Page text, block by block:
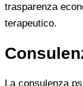
trasparenza
terapeutico.
La consulenza